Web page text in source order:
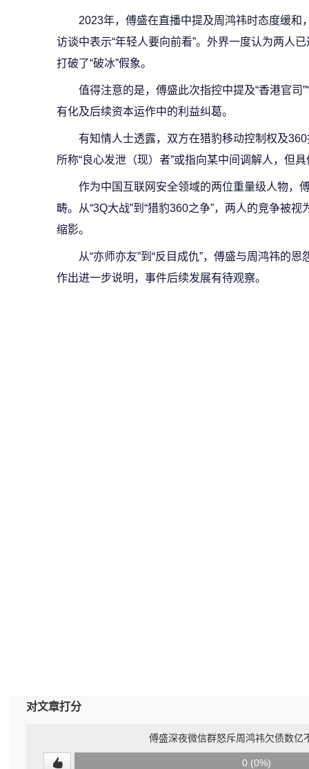
2023年，傅盛在直播中提及周鸿祎时态度缓和
访谈中表示“年轻人要向前看”。外界一度认为两人
打破了“破冰”假象。
值得注意的是，傅盛此次指控中提及“香港官司
有化及后续资本运作中的利益纠葛。
有知情人士透露，双方在猎豹移动控制权及
所称“良心发泄（现）者”或指向某中间调解人，但
作为中国互联网安全领域的两位重量级人物，
畴。从“3Q大战”到“猎豹360之争”，两人的竞争被
缩影。
从“亦师亦友”到“反目成仇”，傅盛与周鸿祎的
作出进一步说明，事件后续发展有待观察。
对文章打分
傅盛深夜微信群怒斥周鸿祎欠债数亿
0 (0%)